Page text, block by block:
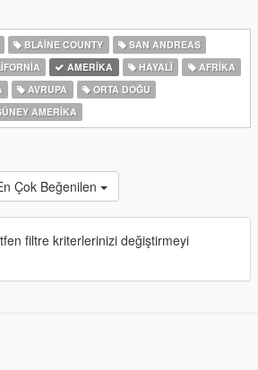
BLAINE COUNTY
SAN ANDREAS
AMERIKA HAYALI
AFRIKA
AVRUPA
ORTA DOĞU
AMERIKA
Çok Beğenilen
filtre kriterlerinizi değiştirmeyi